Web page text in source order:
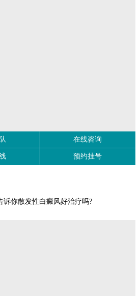
在线咨询
预约挂号
诉你散发性白癜风好治疗吗?